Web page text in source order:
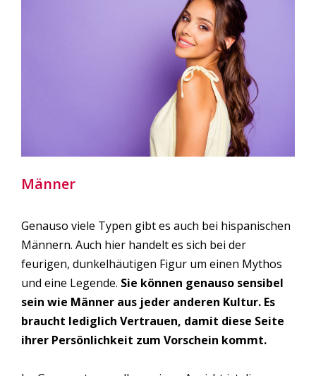
Männer
Genauso viele Typen gibt es auch bei hispanischen
Männern. Auch hier handelt es sich bei der
feurigen, dunkelhäutigen Figur um einen Mythos
und eine Legende. Sie können genauso sensibel
sein wie Männer aus jeder anderen Kultur. Es
braucht lediglich Vertrauen, damit diese Seite
ihrer Persönlichkeit zum Vorschein kommt.